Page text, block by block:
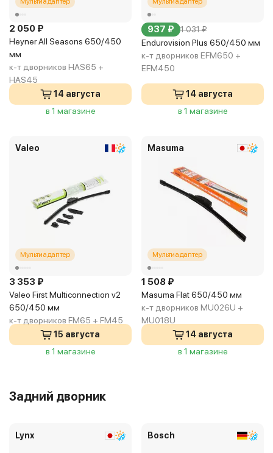
2 050 ₽
Heyner All Seasons 650/450
мм
к-т дворников HAS65 +
HAS45
14 августа
в 1 магазине
937 ₽ 1 031 ₽
Endurovision Plus 650/450 мм
к-т дворников EFM650 +
EFM450
14 августа
в 1 магазине
Valeo
Мультиадаптер
3 353 ₽
Valeo First Multiconnection v2
650/450 мм
к-т дворников FM65 + FM45
15 августа
в 1 магазине
Masuma
Мультиадаптер
1 508 ₽
Masuma Flat 650/450 мм
к-т дворников MU026U +
MU018U
14 августа
в 1 магазине
Задний дворник
Lynx Bosch